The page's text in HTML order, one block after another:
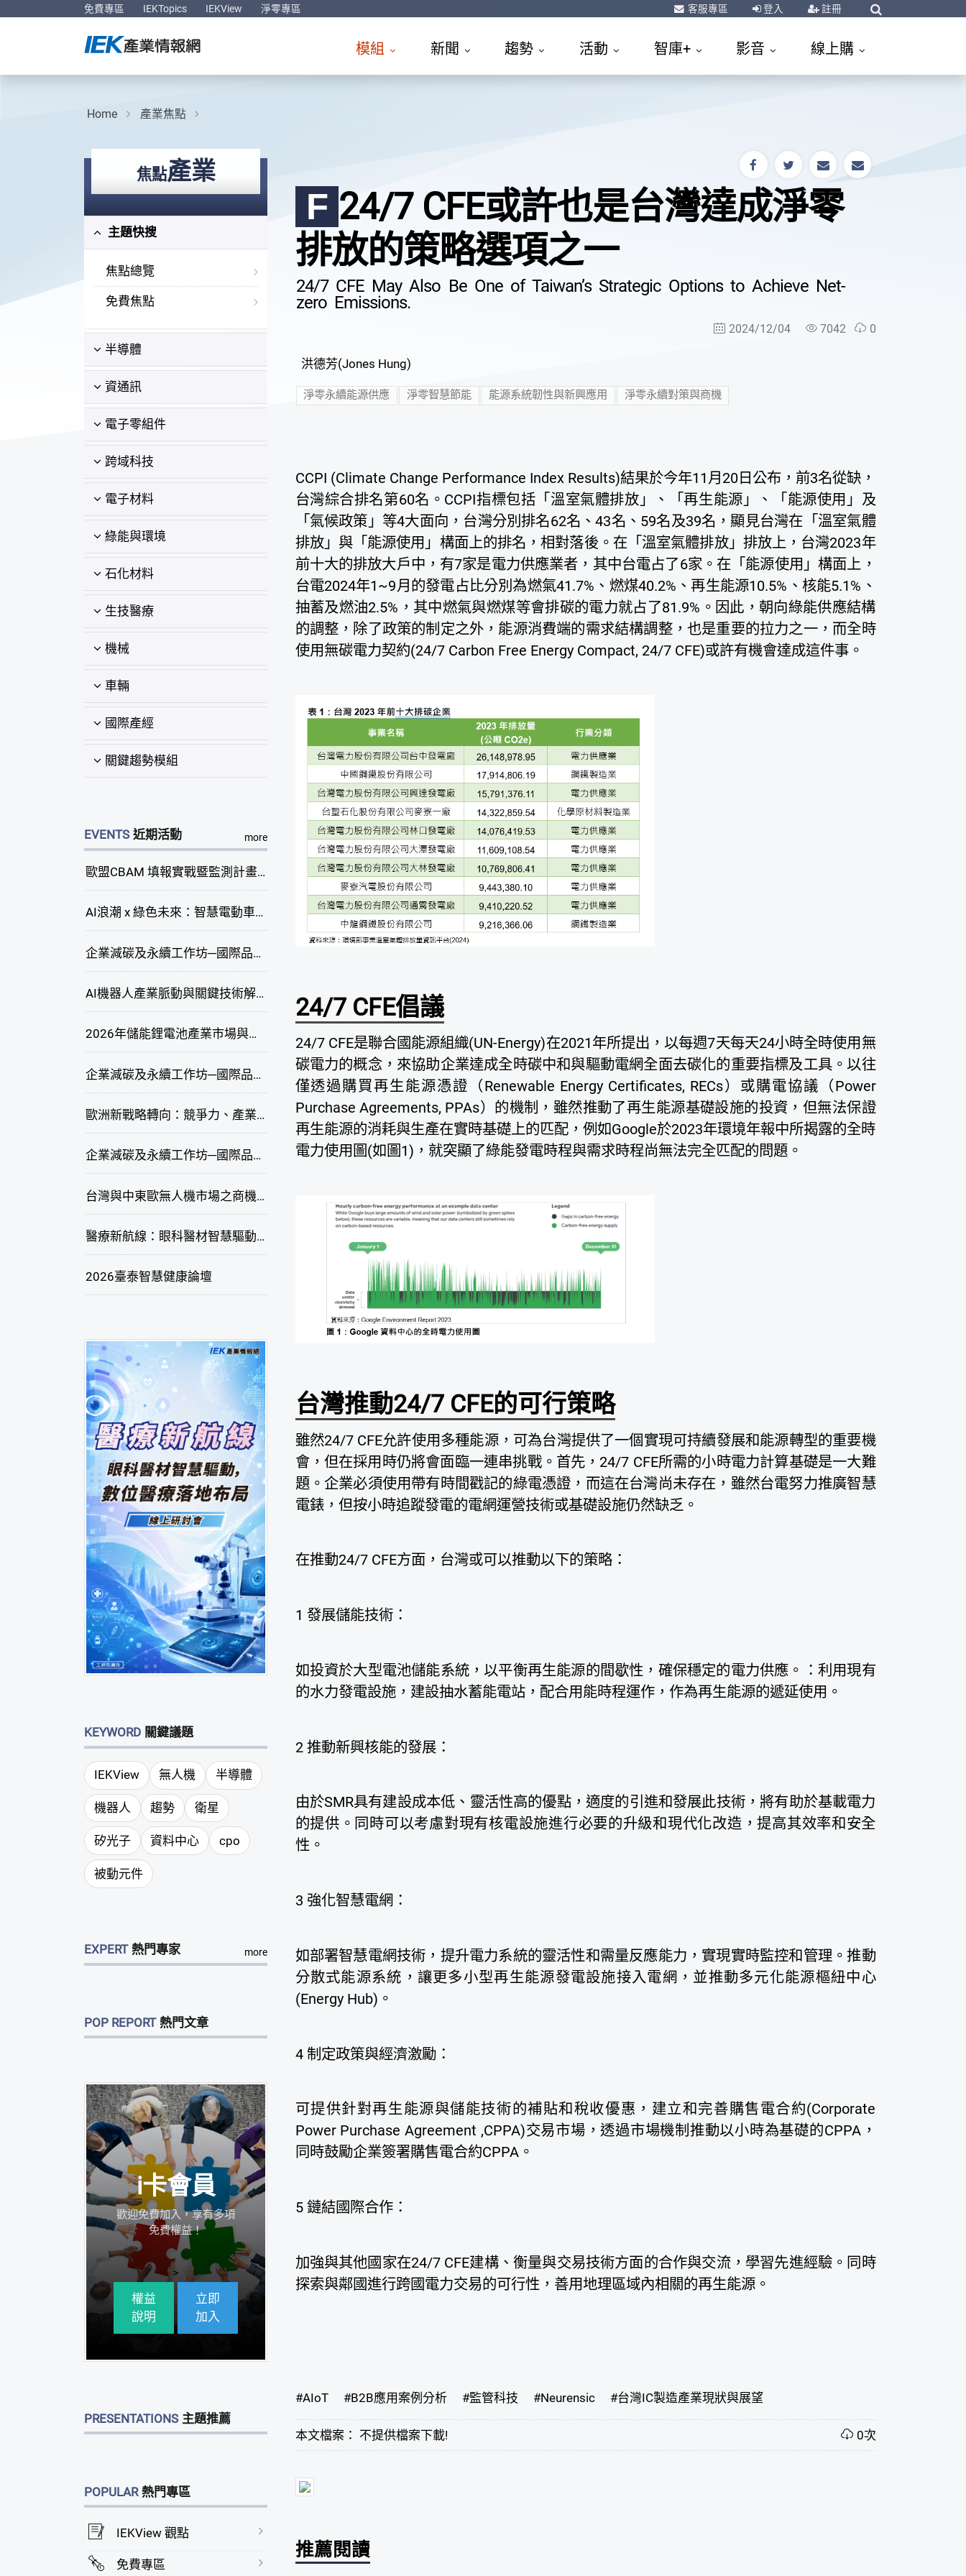
免費專區 IEKTopics IEKView 淨零專區 客服專區 登入 註冊
模組 新聞 趨勢 活動 智庫+ 影音 線上購
Home 產業焦點
焦點產業
主題快搜
焦點總覽
免費焦點
半導體
資通訊
電子零組件
跨域科技
電子材料
綠能與環境
石化材料
生技醫療
機械
車輛
國際產經
關鍵趨勢模組
EVENTS 近期活動 more
歐盟CBAM 填報實戰暨監測計畫說明會(臺中場)
AI浪潮 x 綠色未來：智慧電動車新商機研討會
企業減碳及永續工作坊─國際品牌綠色供應鏈永續管理與實務演練(臺中場)
AI機器人產業脈動與關鍵技術解析研討會
2026年儲能鋰電池產業市場與技術發展線上研討會
企業減碳及永續工作坊─國際品牌綠色供應鏈永續管理與實務演練(高雄場)
歐洲新戰略轉向：競爭力、產業自主與供應鏈重塑線上研討會
企業減碳及永續工作坊─國際品牌綠色供應鏈永續管理與實務演練(臺北場)
台灣與中東歐無人機市場之商機與挑戰座談會
醫療新航線：眼科醫材智慧驅動，數位醫療落地布局線上研討會
2026臺泰智慧健康論壇
KEYWORD 關鍵議題
IEKView 無人機 半導體
機器人 趨勢 衛星
矽光子 資料中心 cpo
被動元件
EXPERT 熱門專家 more
POP REPORT 熱門文章
i卡會員
歡迎免費加入，享有多項
免費權益！
>
權益
說明
立即
加入
PRESENTATIONS 主題推薦
POPULAR 熱門專區
IEKView 觀點
免費專區
F 24/7 CFE或許也是台灣達成淨零
排放的策略選項之一
24/7 CFE May Also Be One of Taiwan’s Strategic Options to Achieve Net-
zero Emissions.
2024/12/04 7042 0
洪德芳(Jones Hung)
淨零永續能源供應 淨零智慧節能 能源系統韌性與新興應用 淨零永續對策與商機
CCPI (Climate Change Performance Index Results)結果於今年11月20日公布，前3名從缺，
台灣綜合排名第60名。CCPI指標包括「溫室氣體排放」、「再生能源」、「能源使用」及
「氣候政策」等4大面向，台灣分別排名62名、43名、59名及39名，顯見台灣在「溫室氣體
排放」與「能源使用」構面上的排名，相對落後。在「溫室氣體排放」排放上，台灣2023年
前十大的排放大戶中，有7家是電力供應業者，其中台電占了6家。在「能源使用」構面上，
台電2024年1~9月的發電占比分別為燃氣41.7%、燃煤40.2%、再生能源10.5%、核能5.1%、
抽蓄及燃油2.5%，其中燃氣與燃煤等會排碳的電力就占了81.9%。因此，朝向綠能供應結構
的調整，除了政策的制定之外，能源消費端的需求結構調整，也是重要的拉力之一，而全時
使用無碳電力契約(24/7 Carbon Free Energy Compact, 24/7 CFE)或許有機會達成這件事。
24/7 CFE倡議
24/7 CFE是聯合國能源組織(UN-Energy)在2021年所提出，以每週7天每天24小時全時使用無
碳電力的概念，來協助企業達成全時碳中和與驅動電網全面去碳化的重要指標及工具。以往
僅透過購買再生能源憑證（Renewable Energy Certificates, RECs）或購電協議（Power
Purchase Agreements, PPAs）的機制，雖然推動了再生能源基礎設施的投資，但無法保證
再生能源的消耗與生產在實時基礎上的匹配，例如Google於2023年環境年報中所揭露的全時
電力使用圖(如圖1)，就突顯了綠能發電時程與需求時程尚無法完全匹配的問題。
台灣推動24/7 CFE的可行策略
雖然24/7 CFE允許使用多種能源，可為台灣提供了一個實現可持續發展和能源轉型的重要機
會，但在採用時仍將會面臨一連串挑戰。首先，24/7 CFE所需的小時電力計算基礎是一大難
題。企業必須使用帶有時間戳記的綠電憑證，而這在台灣尚未存在，雖然台電努力推廣智慧
電錶，但按小時追蹤發電的電網運營技術或基礎設施仍然缺乏。
在推動24/7 CFE方面，台灣或可以推動以下的策略：
1 發展儲能技術：
如投資於大型電池儲能系統，以平衡再生能源的間歇性，確保穩定的電力供應。：利用現有
的水力發電設施，建設抽水蓄能電站，配合用能時程運作，作為再生能源的遞延使用。
2 推動新興核能的發展：
由於SMR具有建設成本低、靈活性高的優點，適度的引進和發展此技術，將有助於基載電力
的提供。同時可以考慮對現有核電設施進行必要的升級和現代化改造，提高其效率和安全
性。
3 強化智慧電網：
如部署智慧電網技術，提升電力系統的靈活性和需量反應能力，實現實時監控和管理。推動
分散式能源系統，讓更多小型再生能源發電設施接入電網，並推動多元化能源樞紐中心
(Energy Hub)。
4 制定政策與經濟激勵：
可提供針對再生能源與儲能技術的補貼和稅收優惠，建立和完善購售電合約(Corporate
Power Purchase Agreement ,CPPA)交易市場，透過市場機制推動以小時為基礎的CPPA，
同時鼓勵企業簽署購售電合約CPPA。
5 鏈結國際合作：
加強與其他國家在24/7 CFE建構、衡量與交易技術方面的合作與交流，學習先進經驗。同時
探索與鄰國進行跨國電力交易的可行性，善用地理區域內相關的再生能源。
#AIoT #B2B應用案例分析 #監管科技 #Neurensic #台灣IC製造產業現狀與展望
本文檔案： 不提供檔案下載! 0次
推薦閱讀